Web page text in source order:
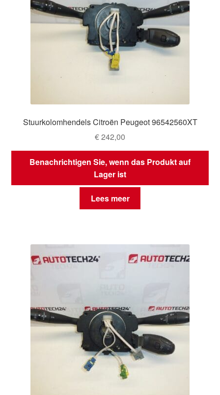
Stuurkolomhendels Citroën Peugeot 96542560XT
€242,00
Benachrichtigen Sie, wenn das Produkt auf
Lager ist
Lees meer